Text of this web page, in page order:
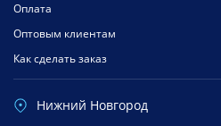
Оплата
Оптовым клиентам
Как сделать заказ
Нижний Новгород